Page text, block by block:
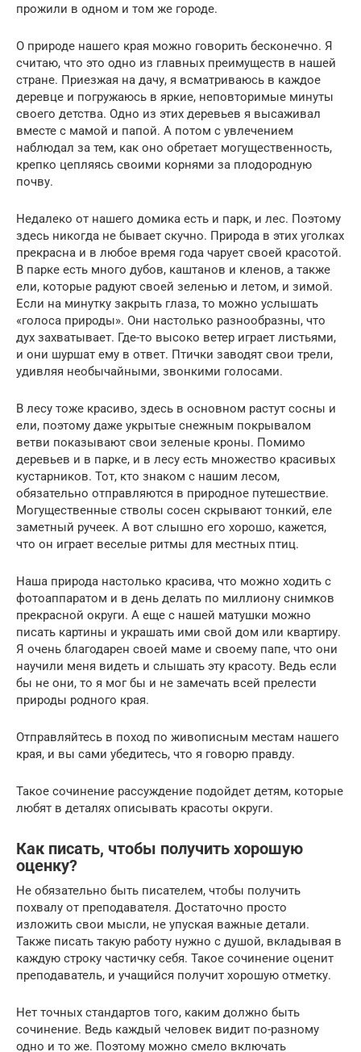
прожили в одном и том же городе.
О природе нашего края можно говорить бесконечно. Я
считаю, что это одно из главных преимуществ в нашей
стране. Приезжая на дачу, я всматриваюсь в каждое
деревце и погружаюсь в яркие, неповторимые минуты
своего детства. Одно из этих деревьев я высаживал
вместе с мамой и папой. А потом с увлечением
наблюдал за тем, как оно обретает могущественность,
крепко цепляясь своими корнями за плодородную
почву.
Недалеко от нашего домика есть и парк, и лес. Поэтому
здесь никогда не бывает скучно. Природа в этих уголках
прекрасна и в любое время года чарует своей красотой.
В парке есть много дубов, каштанов и кленов, а также
ели, которые радуют своей зеленью и летом, и зимой.
Если на минутку закрыть глаза, то можно услышать
«голоса природы». Они настолько разнообразны, что
дух захватывает. Где-то высоко ветер играет листьями,
и они шуршат ему в ответ. Птички заводят свои трели,
удивляя необычайными, звонкими голосами.
В лесу тоже красиво, здесь в основном растут сосны и
ели, поэтому даже укрытые снежным покрывалом
ветви показывают свои зеленые кроны. Помимо
деревьев и в парке, и в лесу есть множество красивых
кустарников. Тот, кто знаком с нашим лесом,
обязательно отправляются в природное путешествие.
Могущественные стволы сосен скрывают тонкий, еле
заметный ручеек. А вот слышно его хорошо, кажется,
что он играет веселые ритмы для местных птиц.
Наша природа настолько красива, что можно ходить с
фотоаппаратом и в день делать по миллиону снимков
прекрасной округи. А еще с нашей матушки можно
писать картины и украшать ими свой дом или квартиру.
Я очень благодарен своей маме и своему папе, что они
научили меня видеть и слышать эту красоту. Ведь если
бы не они, то я мог бы и не замечать всей прелести
природы родного края.
Отправляйтесь в поход по живописным местам нашего
края, и вы сами убедитесь, что я говорю правду.
Такое сочинение рассуждение подойдет детям, которые
любят в деталях описывать красоты округи.
Как писать, чтобы получить хорошую
оценку?
Не обязательно быть писателем, чтобы получить
похвалу от преподавателя. Достаточно просто
изложить свои мысли, не упуская важные детали.
Также писать такую работу нужно с душой, вкладывая в
каждую строку частичку себя. Такое сочинение оценит
преподаватель, и учащийся получит хорошую отметку.
Нет точных стандартов того, каким должно быть
сочинение. Ведь каждый человек видит по-разному
одно и то же. Поэтому можно смело включать